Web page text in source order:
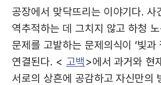
공장에서 맞닥뜨리는 이야기다. 사
역추적하는 데 그치지 않고 하청
문제를 고발하는 문제의식이 ‘빛과
연결된다. < 고백>에서 과거와 현
서로의 상흔에 공감하고 자신만의